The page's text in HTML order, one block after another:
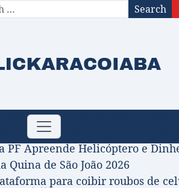
Search
Toggle
navigation
de falecimento: 31/07/2026
Projeto de Jilmar Tatto
PF Apreende Helicóptero e
Quina de São João 2026
para coibir roubos de